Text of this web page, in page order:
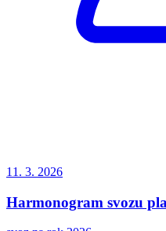
11. 3. 2026
Harmonogram svozu